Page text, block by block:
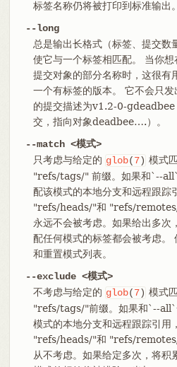
标签名称仍将被打印到标准输出。
--long
总是输出长格式（标签、提交数
使它与一个标签相匹配。 当你
提交对象的部分名称时，这很有
一个有标签的版本。 它不会只
的提交描述为v1.2-0-
交，指向对象deadbee…​.）。
--match <模式>
只考虑与给定的 glob(7) 模式
"refs/tags/" 前缀。如果和`--
配该模式的本地分支和远程跟踪
"refs/heads/"和 "refs/remotes/
永远不会被考虑。如果给出多次
配任何模式的标签都会被考虑
和重置模式列表。
--exclude <模式>
不考虑与给定的 glob(7) 模式
"refs/tags/"前缀。如果和`--all`
模式的本地分支和远程跟踪引用
"refs/heads/"和 "refs/remotes/
从不考虑。如果给定多次，将积